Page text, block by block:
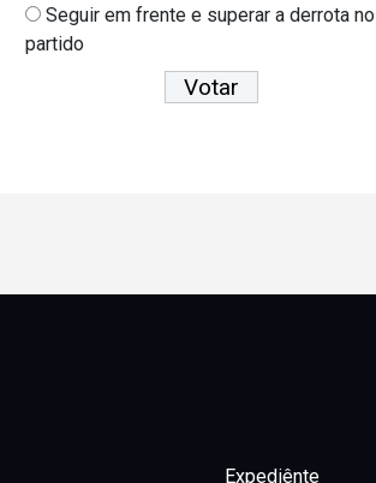
Seguir em frente e superar a derrota no
partido
Expediênte